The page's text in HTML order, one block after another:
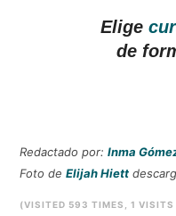
Elige
de
Redactado por:Inma
Foto deElijah Hiett
(VISITED 593 TIMES, 1 VISITS